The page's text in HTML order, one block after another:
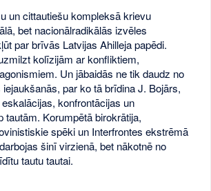
un cittautiešu kompleksā krievu
bet nacionālradikālās izvēles
par brīvās Latvijas Ahilleja papēdi.
kolīzijām ar konfliktiem,
Un jābaidās ne tik daudz no
par ko tā brīdina J. Bojārs,
konfrontācijas un
tautām. Korumpētā birokrātija,
spēki un Interfrontes ekstrēmā
šinī virzienā, bet nākotnē no
tautu tautai.